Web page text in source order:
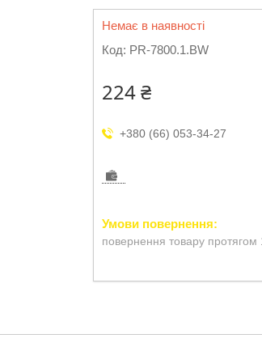
Немає в наявності
Код: PR-7800.1.BW
224 ₴
+380 (66) 053-34-27
повернення товару протягом